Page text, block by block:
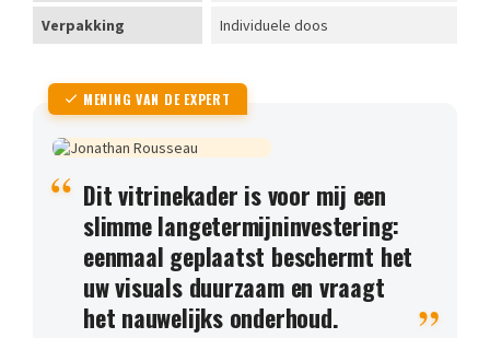
Verpakking Individuele doos
MENING VAN DE EXPERT
Dit vitrinekader is voor mij een
slimme langetermijninvestering:
eenmaal geplaatst beschermt het
uw visuals duurzaam en vraagt
het nauwelijks onderhoud.